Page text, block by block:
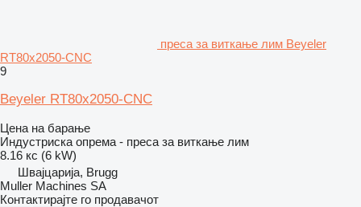
преса за виткање лим Beyeler
RT80x2050-CNC
9
Beyeler RT80x2050-CNC
Цена на барање
Индустриска опрема - преса за виткање лим
8.16 кс (6 kW)
Швајцарија, Brugg
Muller Machines SA
Контактирајте го продавачот